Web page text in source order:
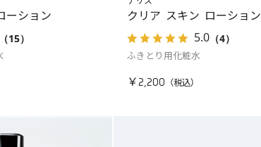
ーション
15）
クリア スキン ローション
5.0（4）
ふきとり用化粧水
￥2,200